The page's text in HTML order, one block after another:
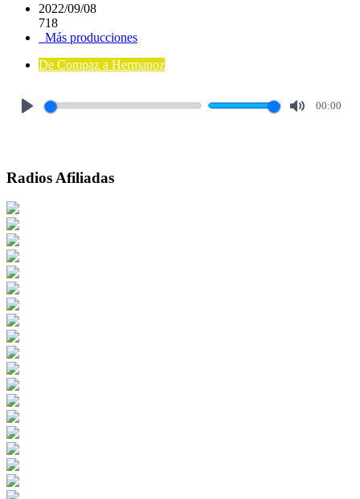
2022/09/08
718
Más producciones
De Compaz a Hermanoz
00:00
Radios Afiliadas